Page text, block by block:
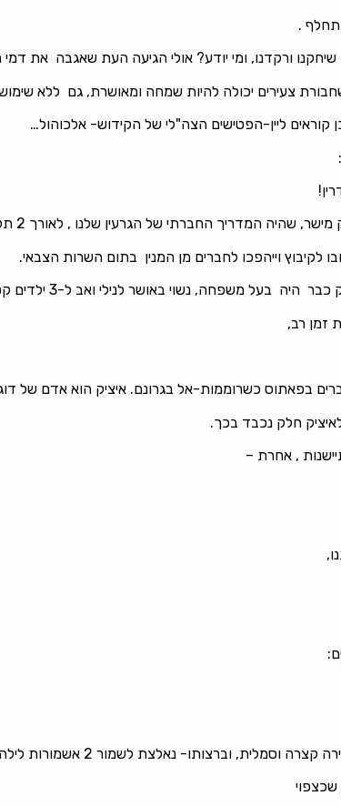
.
ורקדנו, ומי יודע? אולי הגיעה העת שאגבה את דמי
צעירים יכולה להיות שמחה ומאושרת, גם ללא
ליין-הפטישים הצה"לי של הקידוש- אלכוהול…
של הגרעין שלנו , לאורך 2 תקופות ארוכות: נח"ל גולן ונח"ל סיני.
לקיבוץ וייהפכו לחברים מן המנין בתום השרות הצבאי.
לנילי ואב ל-3 ילדים קטנים( הבת הרביעית נויה, טרם נולדה).
בפאתוס כשרוממות-אל בגרונם. איציק הוא אדם של
חלק נכבד בכך.
, אחרת –
וברצותו- נאלצת לשמור 2 אשמורות לילה רצופות.